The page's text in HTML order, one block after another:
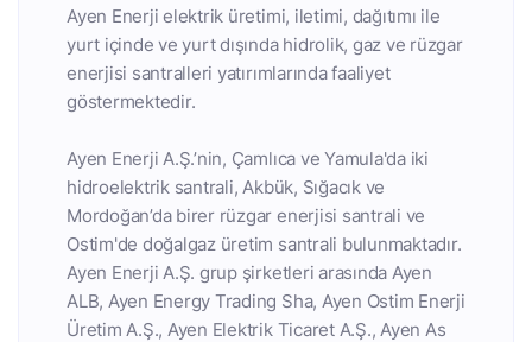
Ayen Enerji elektrik üretimi, iletimi, dağıtımı ile
yurt içinde ve yurt dışında hidrolik, gaz ve rüzgar
enerjisi santralleri yatırımlarında faaliyet
göstermektedir.
Ayen Enerji A.Ş.’nin, Çamlıca ve Yamula'da iki
hidroelektrik santrali, Akbük, Sığacık ve
Mordoğan’da birer rüzgar enerjisi santrali ve
Ostim'de doğalgaz üretim santrali bulunmaktadır.
Ayen Enerji A.Ş. grup şirketleri arasında Ayen
ALB, Ayen Energy Trading Sha, Ayen Ostim Enerji
Üretim A.Ş., Ayen Elektrik Ticaret A.Ş., Ayen As